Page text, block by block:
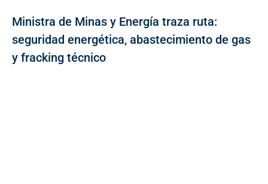
Ministra de Minas y Energía traza ruta:
seguridad energética, abastecimiento de gas
y fracking técnico